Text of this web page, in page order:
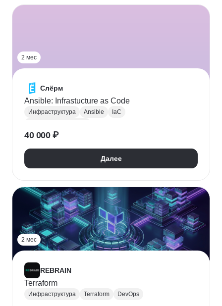
2 мес
Слёрм
Ansible: Infrastucture as Code
Инфраструктура Ansible
IaC
Системное администрирование
40 000 ₽
Далее
2 мес
REBRAIN
Terraform
Инфраструктура Terraform DevOps